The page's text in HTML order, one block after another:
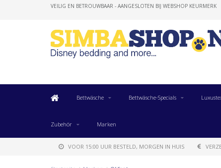
VEILIG EN BETROUWBAAR - AANGESLOTEN BIJ WEBSHOP KEURMERK
Bettwäsche Bettwäsche-Specials
Zubehör Marken
VOOR 15:00 UUR BESTELD, MORGEN IN HUIS